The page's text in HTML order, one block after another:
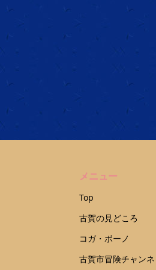
メニュー
Top
古賀の見どころ
コガ・ボーノ
古賀市冒険チャンネ